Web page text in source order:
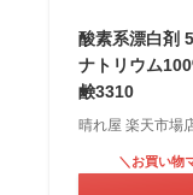
酸素系漂白剤
ナトリウム
鹸3310
晴れ屋 楽天市場
＼お買い物